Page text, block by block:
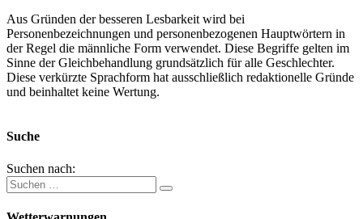
Aus Gründen der besseren Lesbarkeit wird bei
Personenbezeichnungen und personenbezogenen Hauptwörtern in
der Regel die männliche Form verwendet. Diese Begriffe gelten im
Sinne der Gleichbehandlung grundsätzlich für alle Geschlechter.
Diese verkürzte Sprachform hat ausschließlich redaktionelle Gründe
und beinhaltet keine Wertung.
Suche
Suchen nach: